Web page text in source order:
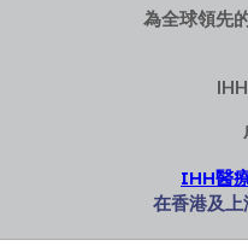
為全球領先
IHH醫
在香港及